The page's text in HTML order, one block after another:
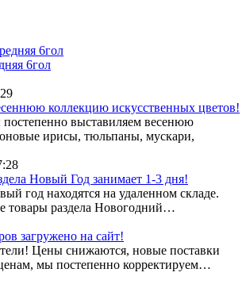
6гол
коллекцию искусственных цветов!
выставиляем весенюю
ирисы, тюльпаны, мускари,
Новый Год занимает 1-3 дня!
год находятся на удаленном складе.
товары раздела Новогодний…
загружено на сайт!
Цены снижаются, новые поставки
мы постепенно корректируем…